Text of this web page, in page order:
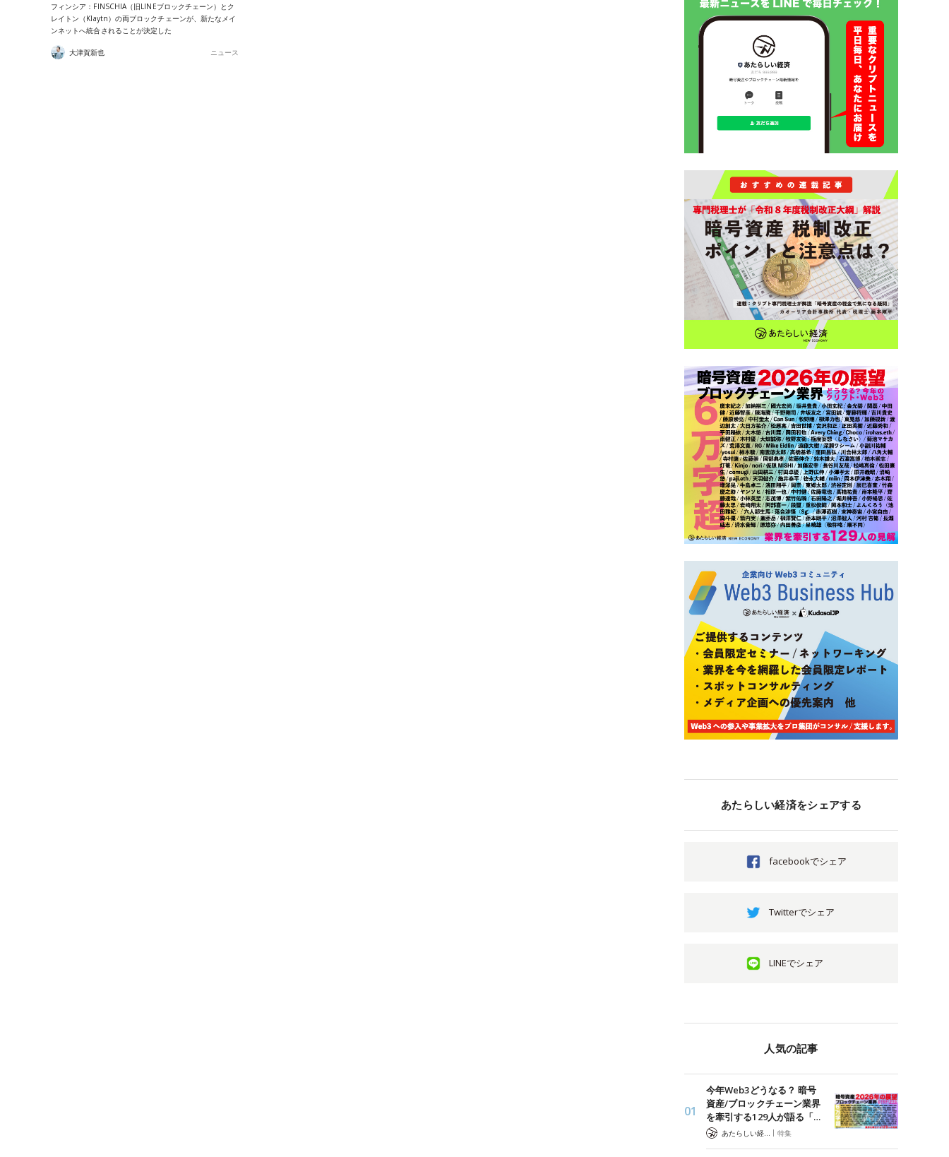
フィンシア：FINSCHIA（旧LINEブロックチェーン）とク
レイトン（Klaytn）の両ブロックチェーンが、新たなメイ
ンネットへ統合されることが決定した
大津賀新也 ニュース
あたらしい経済をシェアする
facebookでシェア
Twitterでシェア
LINEでシェア
人気の記事
今年Web3どうなる？ 暗号
資産/ブロックチェーン業界
を牽引する129人が語る「…
| 特集